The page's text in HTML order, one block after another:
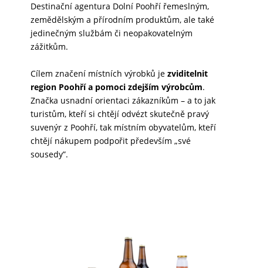
Destinační agentura Dolní Poohří řemeslným,
zemědělským a přírodním produktům, ale také
jedinečným službám či neopakovatelným
zážitkům.
Cílem značení místních výrobků je zviditelnit
region Poohří a pomoci zdejším výrobcům.
Značka usnadní orientaci zákazníkům – a to jak
turistům, kteří si chtějí odvézt skutečně pravý
suvenýr z Poohří, tak místním obyvatelům, kteří
chtějí nákupem podpořit především „své
sousedy”.